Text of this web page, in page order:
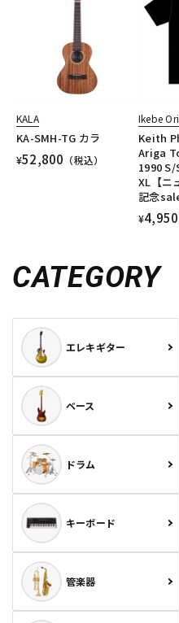
KALA
KA-SMH-TG カラ
¥52,800 （税込）
Ikebe
Keith
Ariga
1990
XL【ニ
記念
¥4,950
CATEGORY
エレキギター
ベース
ドラム
キーボード
管楽器